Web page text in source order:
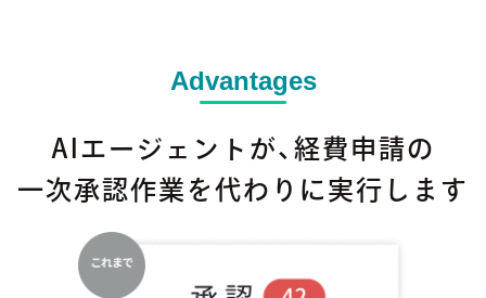
Advantages
AIエージェントが、経費申請の
一次承認作業を代わりに実行します